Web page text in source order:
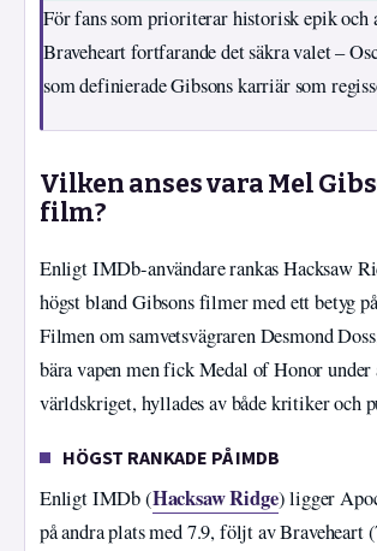
För fans som prioriterar historisk epik och
Braveheart fortfarande det säkra valet –
som definierade Gibsons karriär som
Vilken anses vara Mel
film?
Enligt IMDb-användare rankas Hacksaw
högst bland Gibsons filmer med ett betyg
Filmen om samvetsvägraren Desmond
bära vapen men fick Medal of Honor under
världskriget, hyllades av både kritiker och
HÖGST RANKADE PÅ IMDB
Enligt IMDb (Hacksaw Ridge) ligger
på andra plats med 7.9, följt av Braveheart